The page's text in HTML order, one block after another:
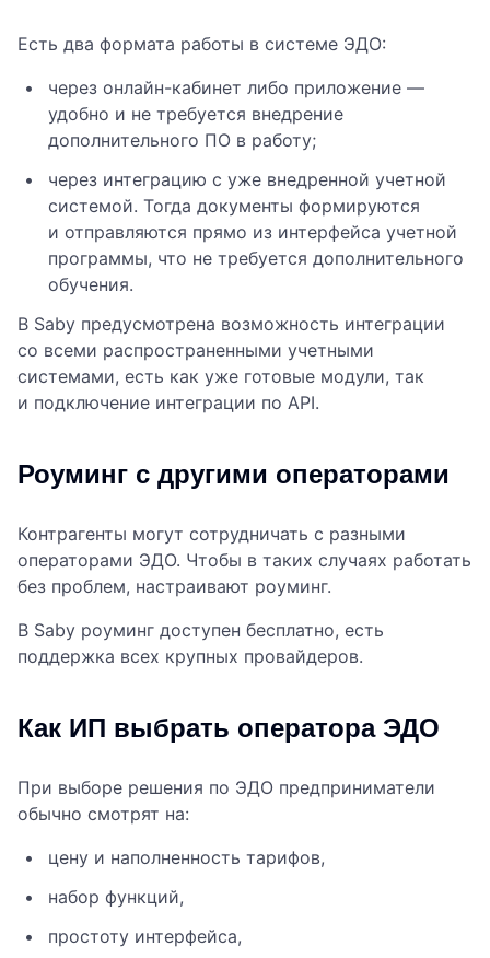
Есть два формата работы в системе ЭДО:
через онлайн-кабинет либо приложение —
удобно и не требуется внедрение
дополнительного ПО в работу;
через интеграцию с уже внедренной учетной
системой. Тогда документы формируются
и отправляются прямо из интерфейса учетной
программы, что не требуется дополнительного
обучения.
В Saby предусмотрена возможность интеграции
со всеми распространенными учетными
системами, есть как уже готовые модули, так
и подключение интеграции по API.
Роуминг с другими операторами
Контрагенты могут сотрудничать с разными
операторами ЭДО. Чтобы в таких случаях работать
без проблем, настраивают роуминг.
В Saby роуминг доступен бесплатно, есть
поддержка всех крупных провайдеров.
Как ИП выбрать оператора ЭДО
При выборе решения по ЭДО предприниматели
обычно смотрят на:
цену и наполненность тарифов,
набор функций,
простоту интерфейса,